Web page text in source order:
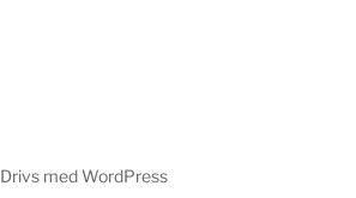
Drivs med WordPress